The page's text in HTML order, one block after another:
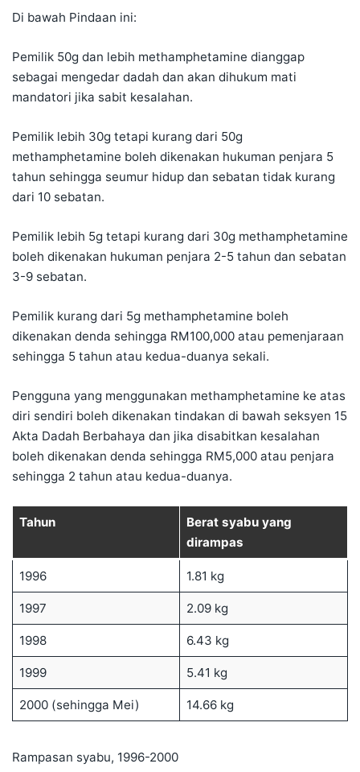
Di bawah Pindaan ini:
Pemilik 50g dan lebih methamphetamine dianggap
sebagai mengedar dadah dan akan dihukum mati
mandatori jika sabit kesalahan.
Pemilik lebih 30g tetapi kurang dari 50g
methamphetamine boleh dikenakan hukuman penjara 5
tahun sehingga seumur hidup dan sebatan tidak kurang
dari 10 sebatan.
Pemilik lebih 5g tetapi kurang dari 30g methamphetamine
boleh dikenakan hukuman penjara 2-5 tahun dan sebatan
3-9 sebatan.
Pemilik kurang dari 5g methamphetamine boleh
dikenakan denda sehingga RM100,000 atau pemenjaraan
sehingga 5 tahun atau kedua-duanya sekali.
Pengguna yang menggunakan methamphetamine ke atas
diri sendiri boleh dikenakan tindakan di bawah seksyen 15
Akta Dadah Berbahaya dan jika disabitkan kesalahan
boleh dikenakan denda sehingga RM5,000 atau penjara
sehingga 2 tahun atau kedua-duanya.
Tahun
Berat syabu yang
dirampas
1996 1.81 kg
1997 2.09 kg
1998 6.43 kg
1999 5.41 kg
2000 (sehingga Mei) 14.66 kg
Rampasan syabu, 1996-2000